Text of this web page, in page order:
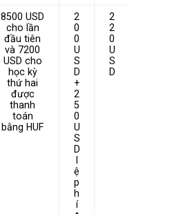
8500 USD
cho lần
đầu tiên
và 7200
USD cho
học kỳ
thứ hai
được
thanh
toán
bằng HUF
2
0
0
U
S
D
+
2
5
0
U
S
D
ệ
p
h
í
2
2
0
U
S
D